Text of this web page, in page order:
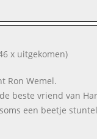
x uitgekomen)
Ron Wemel.
beste vriend van
een beetje